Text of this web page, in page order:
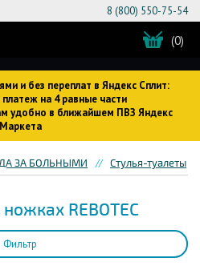
и без переплат в Яндекс Сплит:
на 4 равные части
удобно в ближайшем ПВЗ Яндекс
Маркета
8 (800) 550-75-54
(0)
ЗА БОЛЬНЫМИ Стулья-туалеты
REBOTEC
Фильтр